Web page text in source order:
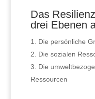
Das
drei Ebenen
Die persönliche
Die sozialen
Die
Ressourcen